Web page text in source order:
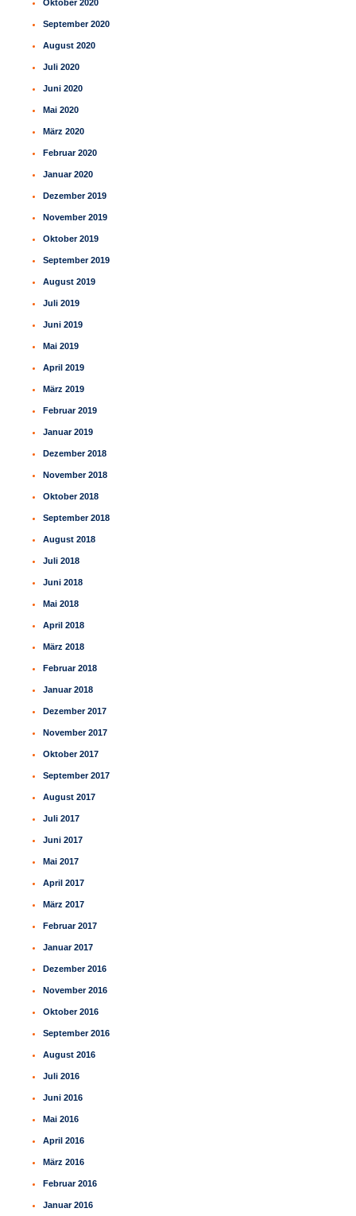
Oktober 2020
September 2020
August 2020
Juli 2020
Juni 2020
Mai 2020
März 2020
Februar 2020
Januar 2020
Dezember 2019
November 2019
Oktober 2019
September 2019
August 2019
Juli 2019
Juni 2019
Mai 2019
April 2019
März 2019
Februar 2019
Januar 2019
Dezember 2018
November 2018
Oktober 2018
September 2018
August 2018
Juli 2018
Juni 2018
Mai 2018
April 2018
März 2018
Februar 2018
Januar 2018
Dezember 2017
November 2017
Oktober 2017
September 2017
August 2017
Juli 2017
Juni 2017
Mai 2017
April 2017
März 2017
Februar 2017
Januar 2017
Dezember 2016
November 2016
Oktober 2016
September 2016
August 2016
Juli 2016
Juni 2016
Mai 2016
April 2016
März 2016
Februar 2016
Januar 2016